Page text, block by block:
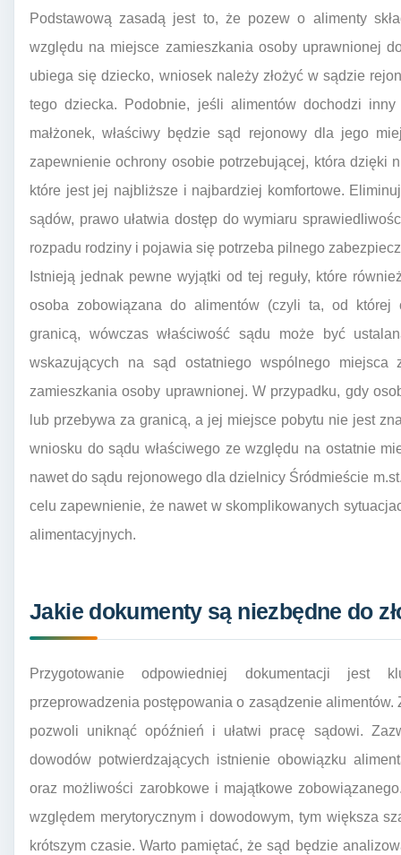
Podstawową zasadą jest to, że pozew o alimenty
względu na miejsce zamieszkania osoby uprawnionej
ubiega się dziecko, wniosek należy złożyć w sądzie
tego dziecka. Podobnie, jeśli alimentów dochodzi inny
małżonek, właściwy będzie sąd rejonowy dla jego
zapewnienie ochrony osobie potrzebującej, która dzięki
które jest jej najbliższe i najbardziej komfortowe.
sądów, prawo ułatwia dostęp do wymiaru
rozpadu rodziny i pojawia się potrzeba pilnego
Istnieją jednak pewne wyjątki od tej reguły, które
osoba zobowiązana do alimentów (czyli ta, od której
granicą, wówczas właściwość sądu może być
wskazujących na sąd ostatniego wspólnego miejsca
zamieszkania osoby uprawnionej. W przypadku, gdy
lub przebywa za granicą, a jej miejsce pobytu nie jest
wniosku do sądu właściwego ze względu na ostatnie
nawet do sądu rejonowego dla dzielnicy Śródmieście
celu zapewnienie, że nawet w skomplikowanych
alimentacyjnych.
Jakie dokumenty są niezbędne do
Przygotowanie odpowiedniej dokumentacji jest
przeprowadzenia postępowania o zasądzenie
pozwoli uniknąć opóźnień i ułatwi pracę sądowi.
dowodów potwierdzających istnienie obowiązku
oraz możliwości zarobkowe i majątkowe
względem merytorycznym i dowodowym, tym większa
krótszym czasie. Warto pamiętać, że sąd będzie